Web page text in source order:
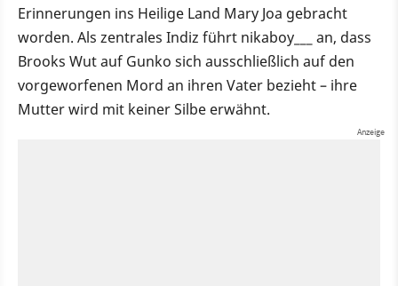
Erinnerungen ins Heilige Land Mary Joa gebracht
worden. Als zentrales Indiz führt nikaboy___ an, dass
Brooks Wut auf Gunko sich ausschließlich auf den
vorgeworfenen Mord an ihren Vater bezieht – ihre
Mutter wird mit keiner Silbe erwähnt.